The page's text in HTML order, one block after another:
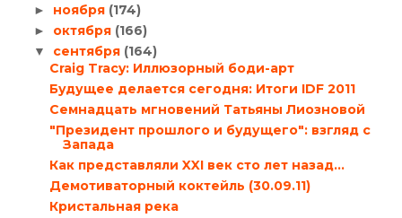
► ноября (174)
► октября (166)
▼ сентября (164)
Craig Tracy: Иллюзорный боди-арт
Будущее делается сегодня: Итоги IDF 2011
Семнадцать мгновений Татьяны Лиозновой
"Президент прошлого и будущего": взгляд с
Запада
Как представляли XXI век сто лет назад…
Демотиваторный коктейль (30.09.11)
Кристальная река